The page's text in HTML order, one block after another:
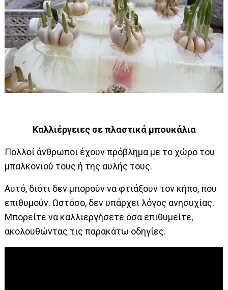
Καλλιέργειες σε πλαστικά μπουκάλια
Πολλοί άνθρωποι έχουν πρόβλημα με το χώρο του
μπαλκονιού τους ή της αυλής τους.
Αυτό, διότι δεν μπορούν να φτιάξουν τον κήπο, που
επιθυμούν. Ωστόσο, δεν υπάρχει λόγος ανησυχίας.
Μπορείτε να καλλιεργήσετε όσα επιθυμείτε,
ακολουθώντας τις παρακάτω οδηγίες.